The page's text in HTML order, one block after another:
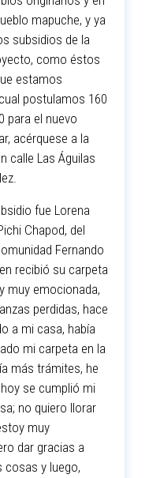
mapuche, y ya
subsidios de la
como éstos
estamos
postulamos 160
para el nuevo
acérquese a la
calle Las Águilas
fue Lorena
Chapod, del
Fernando
recibió su carpeta
muy emocionada,
perdidas, hace
a mi casa, había
mi carpeta en la
más trámites, he
se cumplió mi
no quiero llorar
muy
dar gracias a
cosas y luego,